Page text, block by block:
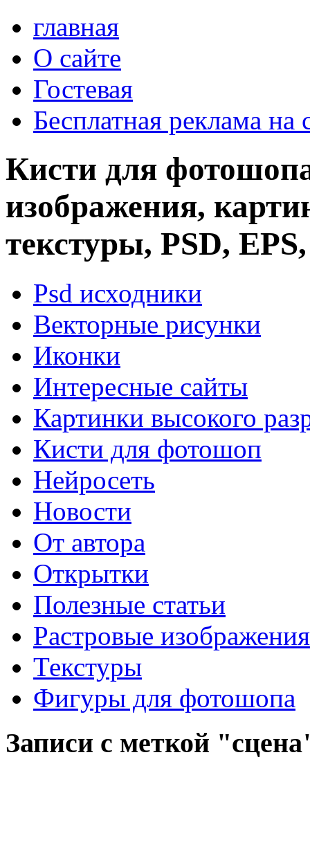
главная
О сайте
Гостевая
Бесплатная реклама на
Кисти для
изображения,
текстуры, PSD,
Psd исходники
Векторные рисунки
Иконки
Интересные сайты
Картинки высокого
Кисти для фотошоп
Нейросеть
Новости
От автора
Открытки
Полезные статьи
Растровые изображения
Текстуры
Фигуры для фотошопа
Записи с меткой